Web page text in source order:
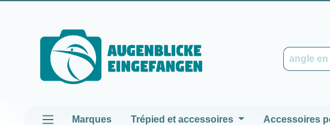
Marques Trépied et accessoires Accessoires